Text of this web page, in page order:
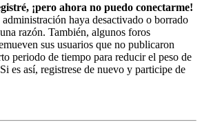
¡pero ahora no puedo conectarme!
haya desactivado o borrado
razón. También, algunos foros
sus usuarios que no publicaron
periodo de tiempo para reducir el peso de
es así, registrese de nuevo y participe de